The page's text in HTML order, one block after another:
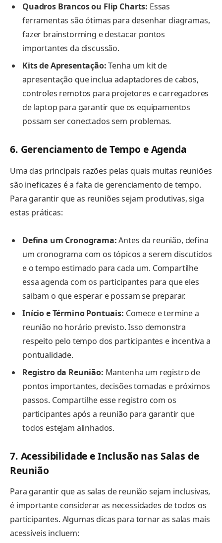
Quadros Brancos ou Flip Charts: Essas
ferramentas são ótimas para desenhar diagramas,
fazer brainstorming e destacar pontos
importantes da discussão.
Kits de Apresentação:Tenha um kit de
apresentação que inclua adaptadores de cabos,
controles remotos para projetores e carregadores
de laptop para garantir que os equipamentos
possam ser conectados sem problemas.
6. Gerenciamento de Tempo e Agenda
Uma das principais razões pelas quais muitas reuniões
são ineficazes é a falta de gerenciamento de tempo.
Para garantir que as reuniões sejam produtivas, siga
estas práticas:
Defina um Cronograma:Antes da reunião, defina
um cronograma com os tópicos a serem discutidos
e o tempo estimado para cada um. Compartilhe
essa agenda com os participantes para que eles
saibam o que esperar e possam se preparar.
Início e Término Pontuais: Comece e termine a
reunião no horário previsto. Isso demonstra
respeito pelo tempo dos participantes e incentiva a
pontualidade.
Registro da Reunião: Mantenha um registro de
pontos importantes, decisões tomadas e próximos
passos. Compartilhe esse registro com os
participantes após a reunião para garantir que
todos estejam alinhados.
7. Acessibilidade e Inclusão nas Salas de
Reunião
Para garantir que as salas de reunião sejam inclusivas,
é importante considerar as necessidades de todos os
participantes. Algumas dicas para tornar as salas mais
acessíveis incluem: